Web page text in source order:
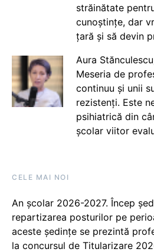
străinătate
cunoștințe, dar
țară și să devin
Aura
Meseria de
continuu și unii
rezistenți. Este
psihiatrică din
școlar viitor
CELE MAI NOI
An școlar 2026-2027. Încep
repartizarea posturilor pe
aceste ședințe se prezintă
la concursul de Titularizare